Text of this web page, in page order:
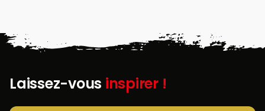
Laissez-vous inspirer !